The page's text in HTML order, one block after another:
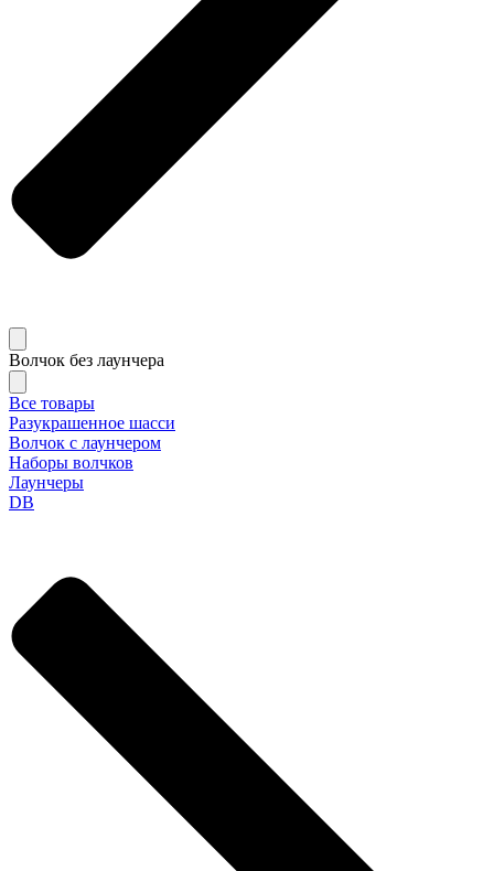
Волчок без лаунчера
Все товары
Разукрашенное шасси
Волчок с лаунчером
Наборы волчков
Лаунчеры
DB